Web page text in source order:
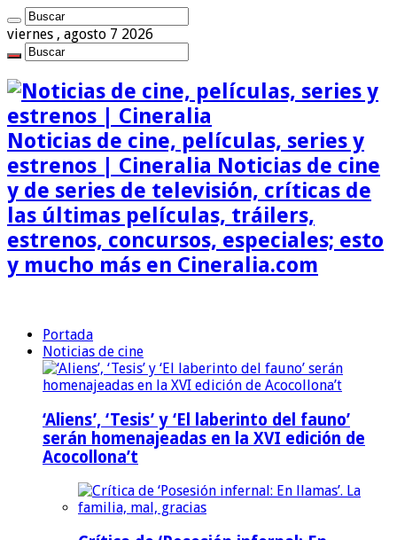
viernes , agosto 7 2026
Noticias de cine, películas, series y
estrenos | Cineralia Noticias de cine
y de series de televisión, críticas de
las últimas películas, tráilers,
estrenos, concursos, especiales; esto
y mucho más en Cineralia.com
Portada
Noticias de cine
‘Aliens’, ‘Tesis’ y ‘El laberinto del fauno’
serán homenajeadas en la XVI edición de
Acocollona’t